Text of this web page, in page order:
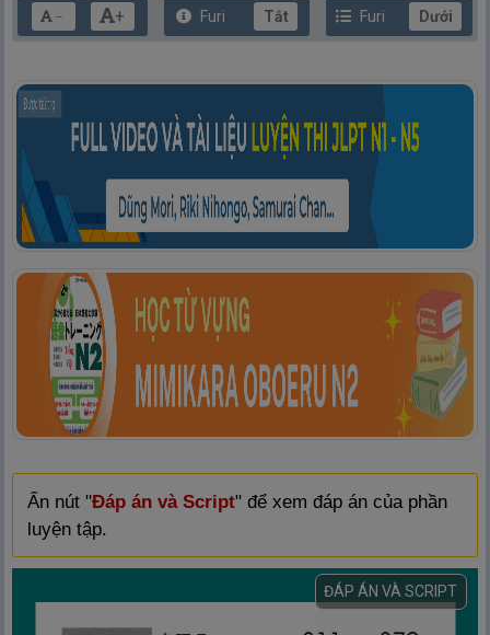
－ + Furi Tắt Furi Dưới
Ấn nút "Đáp án và Script" để xem đáp án của phần
luyện tập.
ĐÁP ÁN VÀ SCRIPT